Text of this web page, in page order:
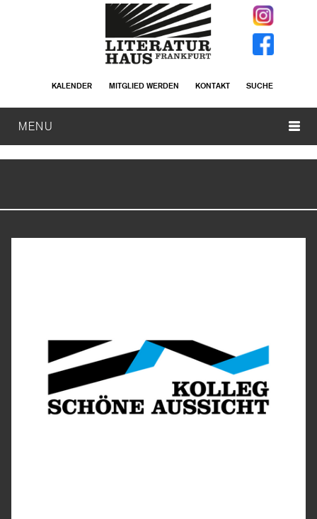
KALENDER MITGLIED WERDEN KONTAKT SUCHE
MENU